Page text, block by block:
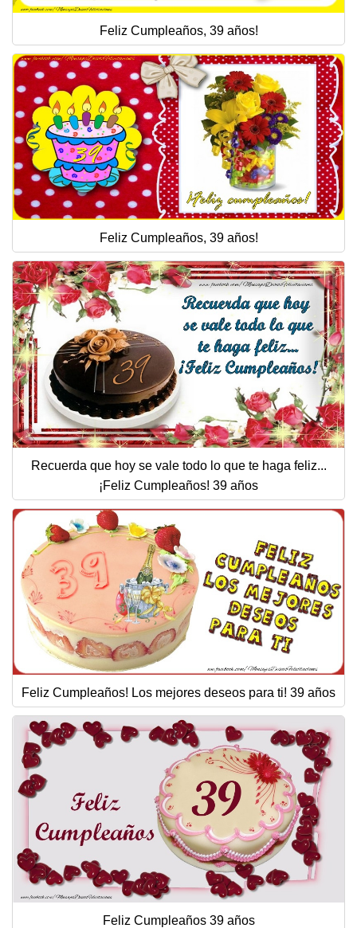
Feliz Cumpleaños, 39 años!
Feliz Cumpleaños, 39 años!
Recuerda que hoy se vale todo lo que te haga feliz...
¡Feliz Cumpleaños! 39 años
Feliz Cumpleaños! Los mejores deseos para ti! 39 años
Feliz Cumpleaños 39 años